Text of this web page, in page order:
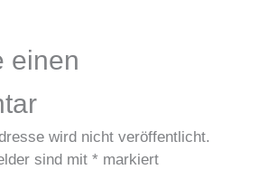
einen
wird nicht veröffentlicht.
sind mit * markiert